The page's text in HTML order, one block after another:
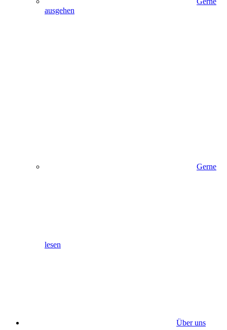
ausgehen
Gerne
lesen
Über uns